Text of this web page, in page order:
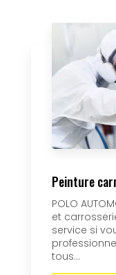
Peinture
POLO
et
service si
tous...